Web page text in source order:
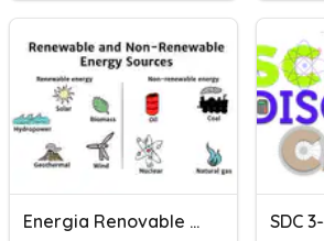
Energia Renovable Y No Renovable